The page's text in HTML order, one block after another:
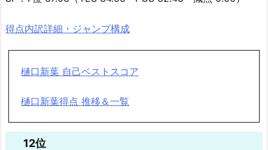
得点内訳詳細・ジャンプ構成
樋口新葉 自己ベストスコア
樋口新葉得点 推移＆一覧
12位